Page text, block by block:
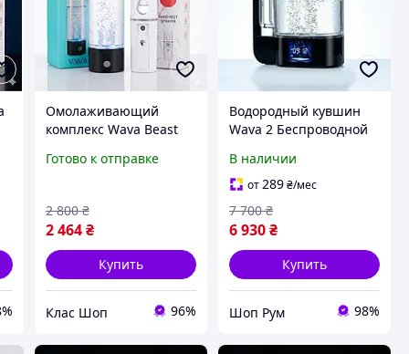
Омолаживающий
комплекс Wava Beast
воды и Нано-спрей для
Готово к отправке
2 464 ₴
2 800 ₴
Купить
Клас Шоп 96%
Водородный кувшин
Wava 2 Беспроводной
Мощный антиоксидант
для иммунитета,
энергии и красоты
В наличии
от289₴/мес
6 930₴
7 700 ₴
Купить
Шоп Рум 98%